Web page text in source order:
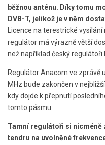
běžnou anténu. Díky tomu
DVB-T, jelikož je v něm
Licence na terestrické
regulátor má výrazně větší
než například český regulátoři
Regulátor Anacom ve zprávě
MHz bude zakončen v
kdy dojde k přepnutí
tomto pásmu.
Tamní regulátoři si
tendru na uvolněné